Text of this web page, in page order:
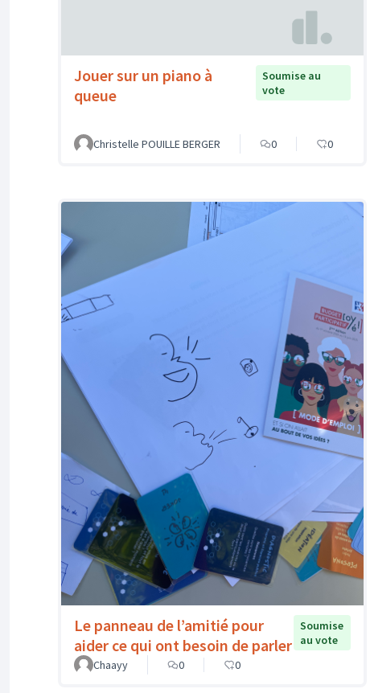
Jouer sur un piano à
queue
Soumise au
vote
Christelle POUILLE BERGER 0 0
Le panneau de l’amitié pour
aider ce qui ont besoin de parler
Soumise
au vote
Chaayy
0 0